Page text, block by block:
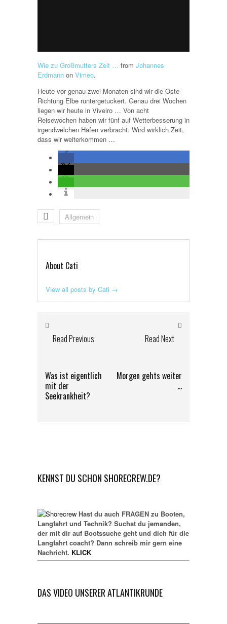
Wie zu Großmutters Zeit … from Johannes
Erdmann on Vimeo.
Heute vor genau zwei Monaten sind wir die Oste
Richtung Elbe runtergetuckert. Genau drei Wochen
liegen wir heute in Viveiro … Von acht
Reisewochen haben wir fünf auf Wetterbesserung in
irgendwelchen Häfen verbracht. Wird wirklich Zeit,
dass wir weiterkommen …
Allgemein
About Cati
View all posts by Cati →
Read Previous
Was ist eigentlich
mit der
Seekrankheit?
Read Next
Morgen gehts weiter
…
KENNST DU SCHON SHORECREW.DE?
Hast du auch FRAGEN zu Booten,
Langfahrt und Technik? Suchst du jemanden,
der mit dir auf Bootssuche geht und dich für die
Langfahrt coacht? Dann schreib mir gern eine
Nachricht. KLICK
DAS VIDEO UNSERER ATLANTIKRUNDE